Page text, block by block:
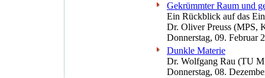
Gekrümmter Raum und
Ein Rückblick auf das
Dr. Oliver Preuss (MPS,
Donnerstag, 09. Februar
Dunkle Materie
Dr. Wolfgang Rau (TU
Donnerstag, 08.